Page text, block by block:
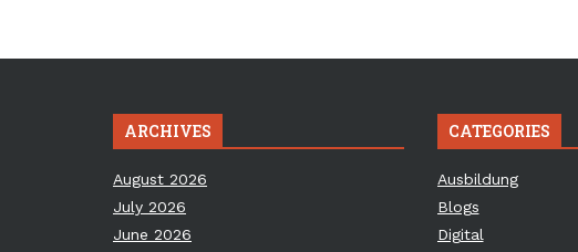
ARCHIVES
August 2026
July 2026
June 2026
CATEGORIES
Ausbildung
Blogs
Digital